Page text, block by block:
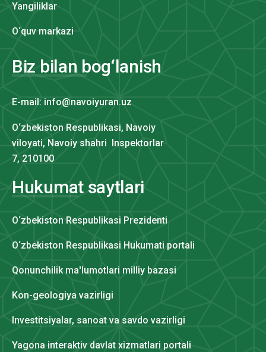
Yangiliklar
O‘quv markazi
Biz bilan bog‘lanish
E-mail: info@navoiyuran.uz
O‘zbekiston Respublikasi, Navoiy
viloyati, Navoiy shahri Inspektorlar
7, 210100
Hukumat saytlari
O‘zbekiston Respublikasi Prezidenti
O‘zbekiston Respublikasi Hukumati portali
Qonunchilik ma'lumotlari milliy bazasi
Kon-geologiya vazirligi
Investitsiyalar, sanoat va savdo vazirligi
Yagona interaktiv davlat xizmatlari portali